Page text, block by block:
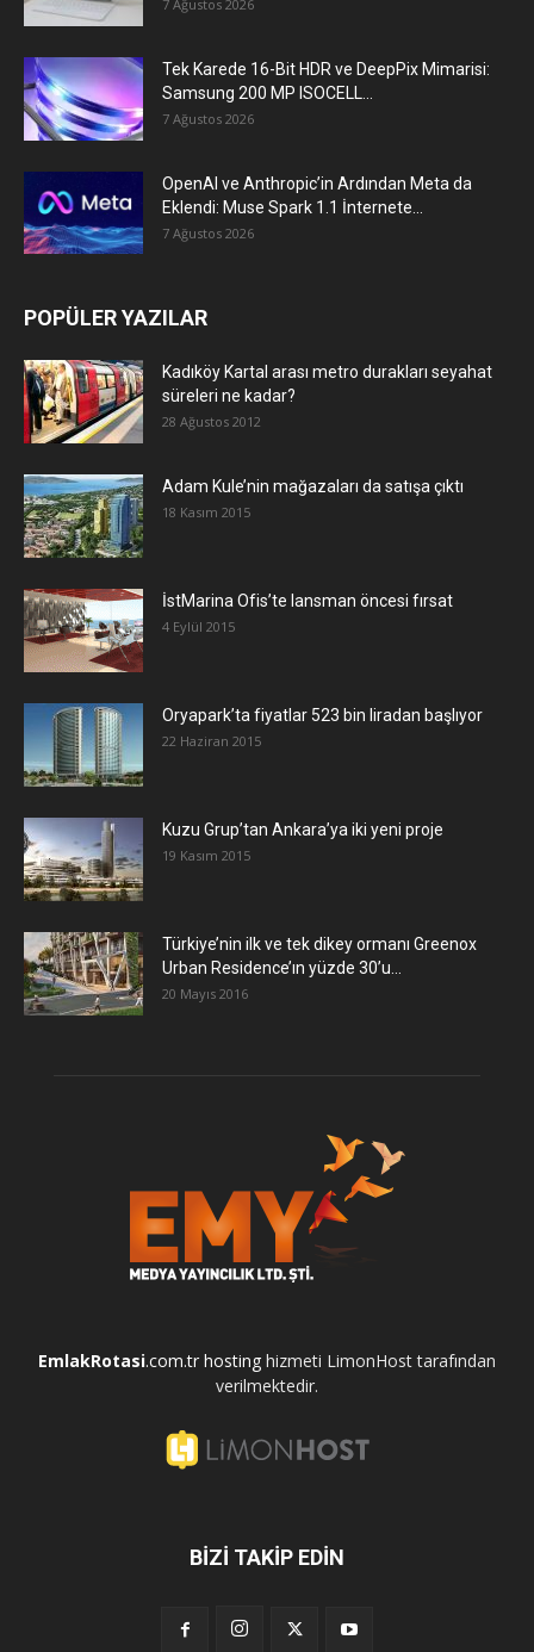
7 Ağustos 2026
Tek Karede 16-Bit HDR ve DeepPix Mimarisi:
Samsung 200 MP ISOCELL...
7 Ağustos 2026
OpenAI ve Anthropic’in Ardından Meta da
Eklendi: Muse Spark 1.1 İnternete...
7 Ağustos 2026
POPÜLER YAZILAR
Kadıköy Kartal arası metro durakları seyahat
süreleri ne kadar?
28 Ağustos 2012
Adam Kule’nin mağazaları da satışa çıktı
18 Kasım 2015
İstMarina Ofis’te lansman öncesi fırsat
4 Eylül 2015
Oryapark’ta fiyatlar 523 bin liradan başlıyor
22 Haziran 2015
​Kuzu Grup’tan Ankara’ya iki yeni proje
19 Kasım 2015
Türkiye’nin ilk ve tek dikey ormanı Greenox
Urban Residence’ın yüzde 30’u...
20 Mayıs 2016
EmlakRotasi.com.tr hosting hizmeti LimonHost tarafından
verilmektedir.
BİZİ TAKİP EDİN